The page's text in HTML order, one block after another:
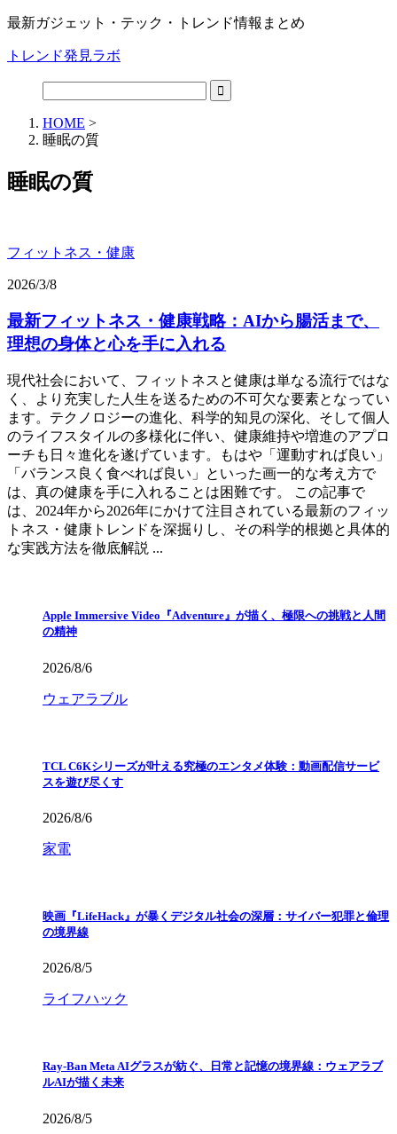
最新ガジェット・テック・トレンド情報まとめ
トレンド発見ラボ
HOME >
睡眠の質
睡眠の質
フィットネス・健康
2026/3/8
最新フィットネス・健康戦略：AIから腸活まで、
理想の身体と心を手に入れる
現代社会において、フィットネスと健康は単なる流行ではな
く、より充実した人生を送るための不可欠な要素となってい
ます。テクノロジーの進化、科学的知見の深化、そして個人
のライフスタイルの多様化に伴い、健康維持や増進のアプロ
ーチも日々進化を遂げています。もはや「運動すれば良い」
「バランス良く食べれば良い」といった画一的な考え方で
は、真の健康を手に入れることは困難です。 この記事で
は、2024年から2026年にかけて注目されている最新のフィッ
トネス・健康トレンドを深掘りし、その科学的根拠と具体的
な実践方法を徹底解説 ...
Apple Immersive Video『Adventure』が描く、極限への挑戦と人間
の精神
2026/8/6
ウェアラブル
TCL C6Kシリーズが叶える究極のエンタメ体験：動画配信サービ
スを遊び尽くす
2026/8/6
家電
映画『LifeHack』が暴くデジタル社会の深層：サイバー犯罪と倫理
の境界線
2026/8/5
ライフハック
Ray-Ban Meta AIグラスが紡ぐ、日常と記憶の境界線：ウェアラブ
ルAIが描く未来
2026/8/5